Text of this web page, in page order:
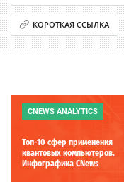
КОРОТКАЯ ССЫЛКА
CNEWS ANALYTICS
Топ-10 сфер применения
квантовых компьютеров.
Инфографика CNews